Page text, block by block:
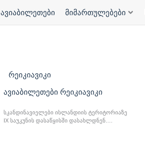
ავიაბილეთები მიმართულებები
რეიკიავიკი
ავიაბილეთები რეიკიავიკი
სკანდინავიელები ისლანდიის ტერიტორიაზე
IX საუკუნის დასაწყისში დასახლდნენ.